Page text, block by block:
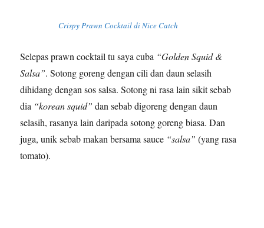
Crispy Prawn Cocktail di Nice Catch
Selepas prawn cocktail tu saya cuba “Golden Squid &
Salsa”. Sotong goreng dengan cili dan daun selasih
dihidang dengan sos salsa. Sotong ni rasa lain sikit sebab
dia “korean squid” dan sebab digoreng dengan daun
selasih, rasanya lain daripada sotong goreng biasa. Dan
juga, unik sebab makan bersama sauce “salsa” (yang rasa
tomato).